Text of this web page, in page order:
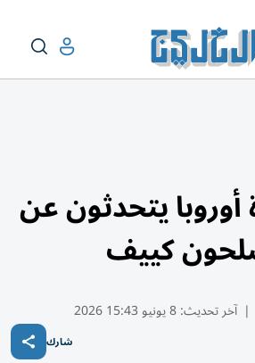
يتحدثون عن
كييف
| آخر تحديث:8 يونيو 15:43 2026
شارك